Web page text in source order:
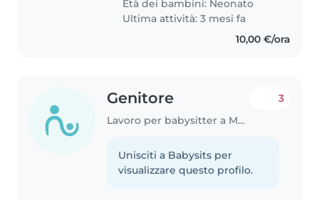
premurosa. Avrei bisogno..
Età dei bambini: Neonato
Ultima attività: 3 mesi fa
10,00 €/ora
Genitore
Lavoro per babysitter a Modena
3
Unisciti a Babysits per
visualizzare questo profilo.